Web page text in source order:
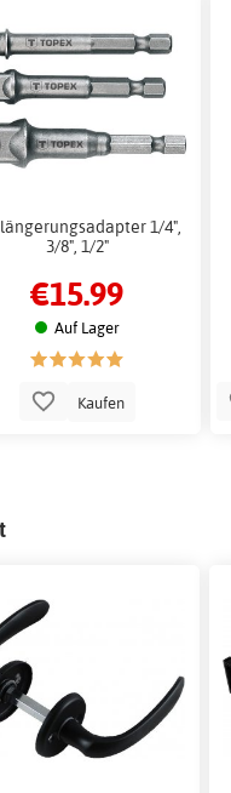
1/4",
3/8", 1/2"
€15.99
Auf Lager
Kaufen